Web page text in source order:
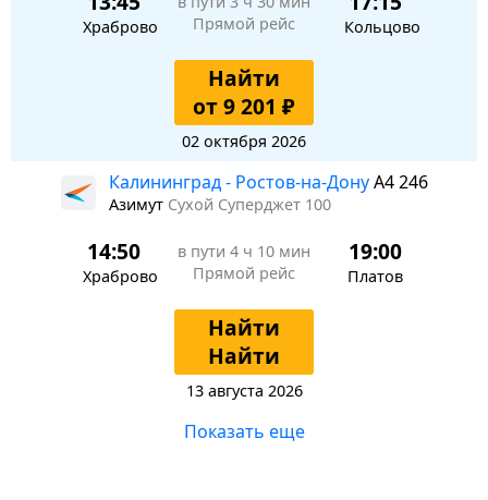
Храброво
Прямой рейс
Кольцово
Найти
от 9 201 ₽
02 октября 2026
Калининград - Ростов-на-ДонуA4 246
Азимут Сухой Суперджет 100
14:50
Храброво
в пути 4 ч 10 мин
Прямой рейс
19:00
Платов
Найти
Найти
13 августа 2026
Показать еще